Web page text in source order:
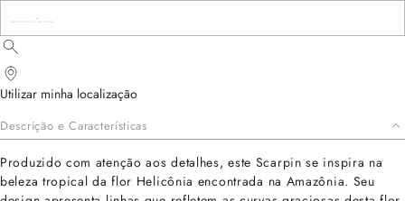
Utilizar minha localização
Descrição e Características
Produzido com atenção aos detalhes, este Scarpin se inspira na
beleza tropical da flor Helicônia encontrada na Amazônia. Seu